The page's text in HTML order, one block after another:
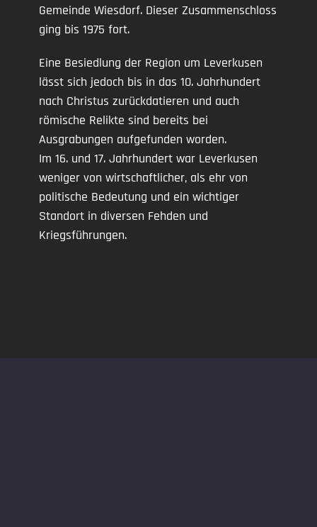
Gemeinde Wiesdorf. Dieser Zusammenschloss
ging bis 1975 fort.
Eine Besiedlung der Region um Leverkusen
lässt sich jedoch bis in das 10. Jahrhundert
nach Christus zurückdatieren und auch
römische Relikte sind bereits bei
Ausgrabungen aufgefunden worden.
Im 16. und 17. Jahrhundert war Leverkusen
weniger von wirtschaftlicher, als ehr von
politische Bedeutung und ein wichtiger
Standort in diversen Fehden und
Kriegsführungen.